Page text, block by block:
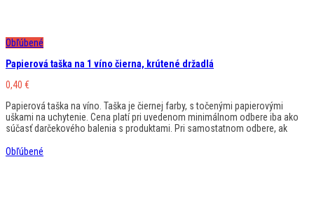
Obľúbené
Papierová taška na 1 víno čierna, krútené držadlá
0,40 €
Papierová taška na víno. Taška je čiernej farby, s točenými papierovými
uškami na uchytenie. Cena platí pri uvedenom minimálnom odbere iba ako
súčasť darčekového balenia s produktami. Pri samostatnom odbere, ak
Obľúbené